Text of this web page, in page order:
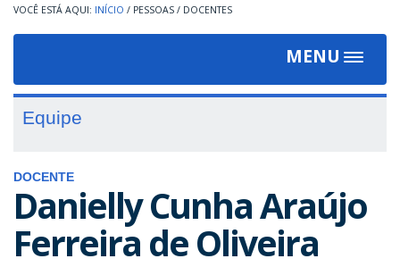
INÍCIO / PESSOAS / DOCENTES
MENU
Toggle
Equipe
DOCENTE
Danielly Cunha Araújo
Ferreira de Oliveira